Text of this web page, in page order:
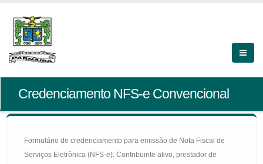
Credenciamento NFS-e Convencional
Formulário de credenciamento para emissão de Nota Fiscal de
Serviços Eletrônica (NFS-e): Contribuinte ativo, prestador de